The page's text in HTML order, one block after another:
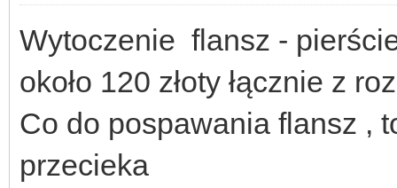
Wytoczenie flansz -
około 120 złoty łącznie z
Co do pospawania flansz ,
przecieka